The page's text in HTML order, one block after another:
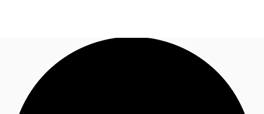
オフィス・事務所
倉庫・物流センター
お電話